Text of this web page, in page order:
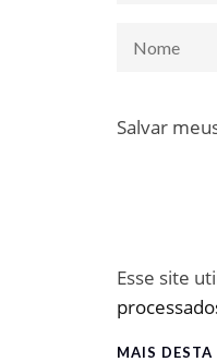
Salvar
Esse site
MAIS